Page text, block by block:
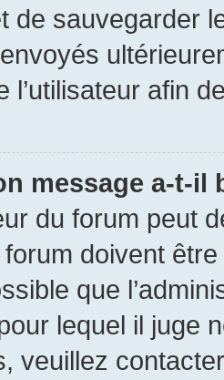
de sauvegarder
l’utilisateur afin
message a-t-il
du forum peut
doivent
que
lequel il juge
veuillez